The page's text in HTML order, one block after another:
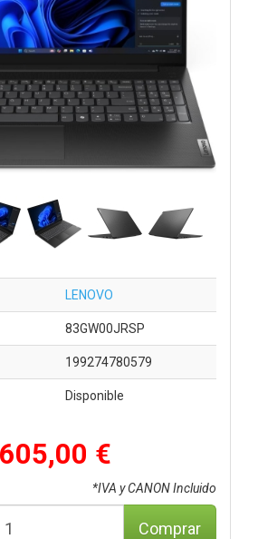
LENOVO
83GW00JRSP
199274780579
Disponible
605,00 €
*IVA y CANON Incluido
Comprar